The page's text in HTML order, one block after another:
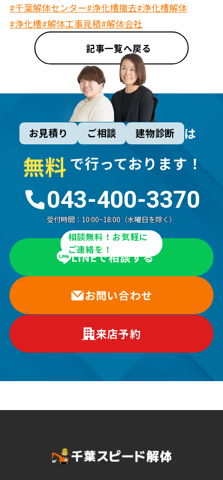
#千葉解体センター#浄化槽撤去#浄化槽解体
#浄化槽#解体工事見積#解体会社
記事一覧へ戻る
お見積り ご相談 建物診断 は
無料 で行っております！
043-400-3370
受付時間： 10:00~18:00（水曜日を除く）
相談無料！お気軽に
ご連絡を！
LINEで相談する
お問い合わせ
来店予約